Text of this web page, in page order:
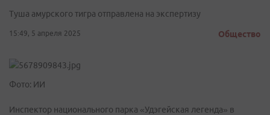
Туша амурского тигра отправлена на экспертизу
15:49, 5 апреля 2025 Общество
Фото: ИИ
Инспектор национального парка «Удэгейская легенда» в